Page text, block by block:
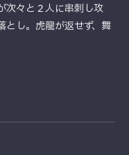
次々と２人に串刺し攻
とし。虎龍が返せず、舞